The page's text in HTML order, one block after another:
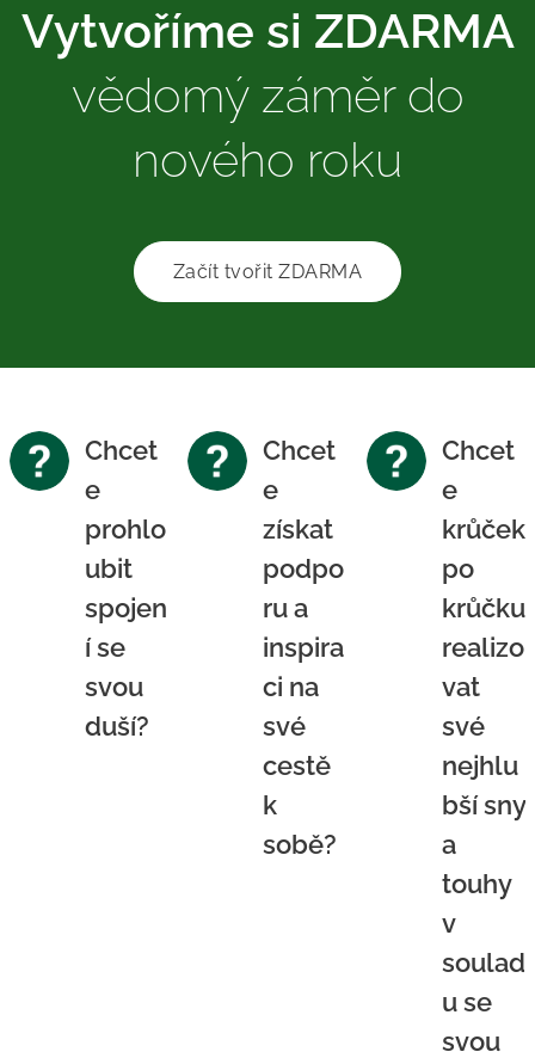
Vytvoříme si ZDARMA
vědomý záměr do
nového roku
Začít tvořit ZDARMA
Chcet
e
prohlo
ubit
spojen
í se
svou
duší?
Chcet
e
získat
podpo
ru a
inspira
ci na
své
cestě
k
sobě?
Chcet
e
krůček
po
krůčku
realizo
vat
své
nejhlu
bší sny
a
touhy
v
soulad
u se
svou